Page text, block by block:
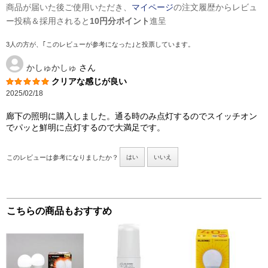
商品が届いた後ご使用いただき、 マイページの注文履歴からレビュ
ー投稿＆採用されると 10円分ポイント進呈
3人の方が、｢このレビューが参考になった｣と投票しています。
かしゅかしゅ さん
クリアな感じが良い
2025/02/18
廊下の照明に購入しました。通る時のみ点灯するのでスイッチオン
でパッと鮮明に点灯するので大満足です。
このレビューは参考になりましたか？ はい いいえ
こちらの商品もおすすめ